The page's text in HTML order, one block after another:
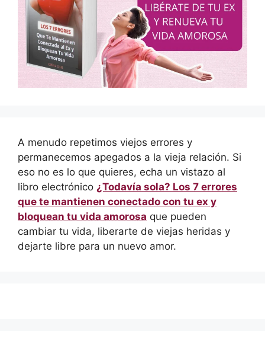
A menudo repetimos viejos errores y
permanecemos apegados a la vieja relación. Si
eso no es lo que quieres, echa un vistazo al
libro electrónico ¿Todavía sola? Los 7 errores
que te mantienen conectado con tu ex y
bloquean tu vida amorosa que pueden
cambiar tu vida, liberarte de viejas heridas y
dejarte libre para un nuevo amor.